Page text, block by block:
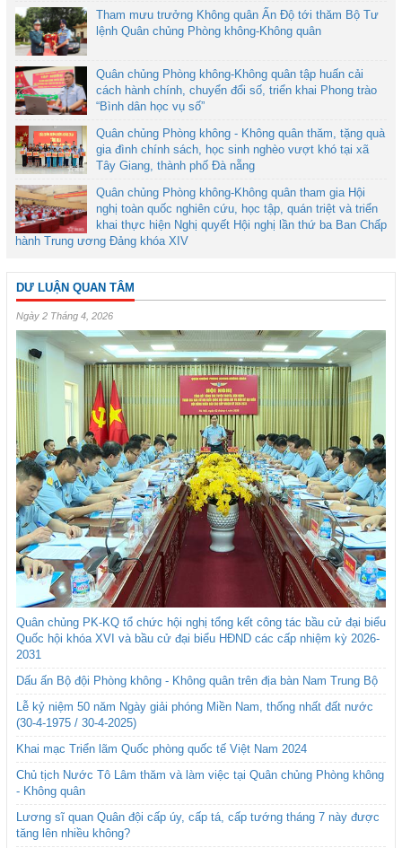
Tham mưu trưởng Không quân Ấn Độ tới thăm Bộ Tư
lệnh Quân chủng Phòng không-Không quân
Quân chủng Phòng không-Không quân tập huấn cải
cách hành chính, chuyển đổi số, triển khai Phong trào
“Bình dân học vụ số”
Quân chủng Phòng không - Không quân thăm, tặng quà
gia đình chính sách, học sinh nghèo vượt khó tại xã
Tây Giang, thành phố Đà nẵng
Quân chủng Phòng không-Không quân tham gia Hội
nghị toàn quốc nghiên cứu, học tập, quán triệt và triển
khai thực hiện Nghị quyết Hội nghị lần thứ ba Ban Chấp
hành Trung ương Đảng khóa XIV
DƯ LUẬN QUAN TÂM
Ngày 2 Tháng 4, 2026
Quân chủng PK-KQ tổ chức hội nghị tổng kết công tác bầu cử đại biểu
Quốc hội khóa XVI và bầu cử đại biểu HĐND các cấp nhiệm kỳ 2026-
2031
Dấu ấn Bộ đội Phòng không - Không quân trên địa bàn Nam Trung Bộ
Lễ kỷ niệm 50 năm Ngày giải phóng Miền Nam, thống nhất đất nước
(30-4-1975 / 30-4-2025)
Khai mạc Triển lãm Quốc phòng quốc tế Việt Nam 2024
Chủ tịch Nước Tô Lâm thăm và làm việc tại Quân chủng Phòng không
- Không quân
Lương sĩ quan Quân đội cấp úy, cấp tá, cấp tướng tháng 7 này được
tăng lên nhiều không?